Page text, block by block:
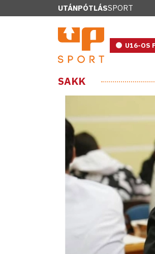
UTÁNPÓTLÁSSPORT
U16-OS
SAKK